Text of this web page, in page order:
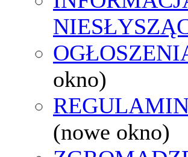
okno)
(nowe okno)